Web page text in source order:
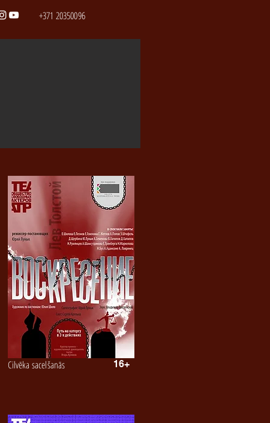
+371 20350096
16+
Сilvēka sacelšanās